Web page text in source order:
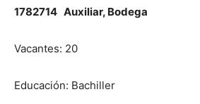
1782714 Auxiliar, Bodega
Vacantes: 20
Educación: Bachiller